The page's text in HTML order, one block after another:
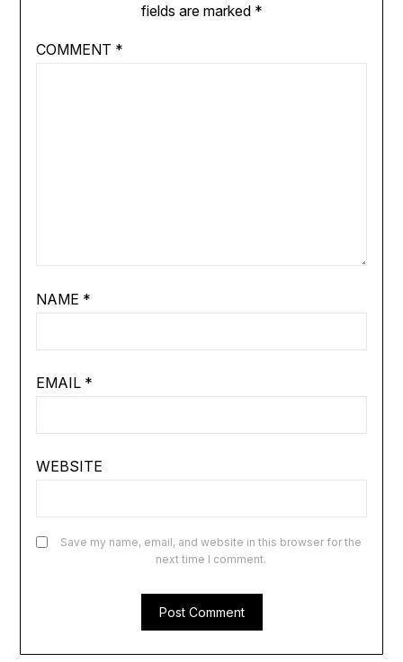
fields are marked *
COMMENT *
NAME *
EMAIL *
WEBSITE
Save my name, email, and website in this browser for the
next time I comment.